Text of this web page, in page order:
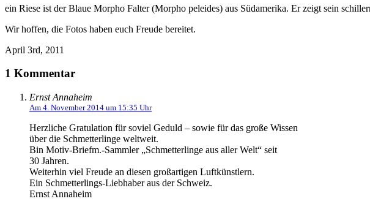
ein Riese ist der Blaue Morpho Falter (Morpho peleides) aus Südamerika. Er zeigt sein
Wir hoffen, die Fotos haben euch Freude bereitet.
April 3rd, 2011
1 Kommentar
Ernst Annaheim
Am 4. November 2014 um 15:35 Uhr
Herzliche Gratulation für soviel Geduld – sowie für das große Wissen
über die Schmetterlinge weltweit.
Bin Motiv-Briefm.-Sammler „Schmetterlinge aus aller Welt“ seit
30 Jahren.
Weiterhin viel Freude an diesen großartigen Luftkünstlern.
Ein Schmetterlings-Liebhaber aus der Schweiz.
Ernst Annaheim